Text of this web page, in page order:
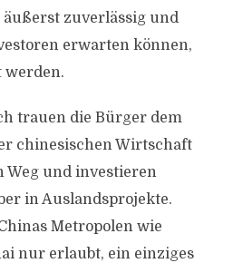
äußerst zuverlässig und
erwarten können,
werden.
trauen die Bürger dem
chinesischen Wirtschaft
Weg und investieren
in Auslandsprojekte.
Metropolen wie
nur erlaubt, ein einziges